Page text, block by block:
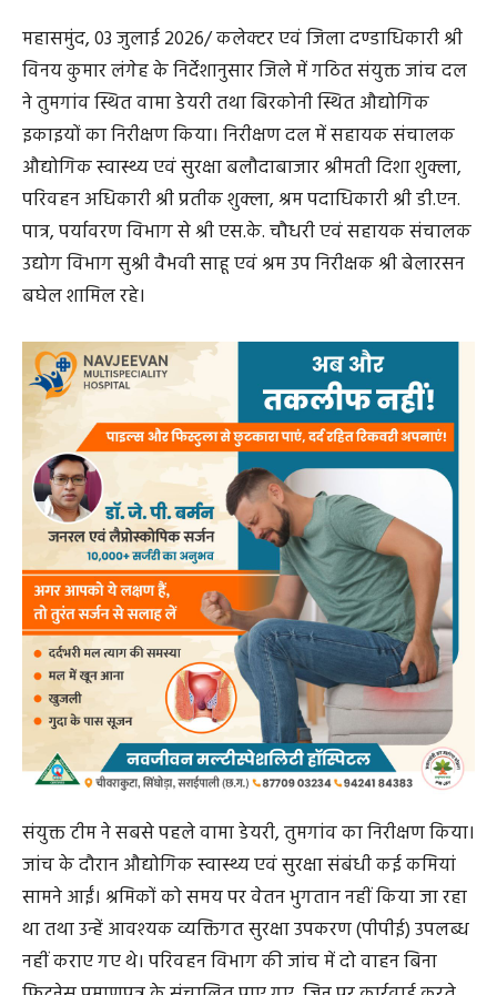
महासमुंद, 03 जुलाई 2026/ कलेक्टर एवं जिला दण्डाधिकारी श्री
विनय कुमार लंगेह के निर्देशानुसार जिले में गठित संयुक्त जांच दल
ने तुमगांव स्थित वामा डेयरी तथा बिरकोनी स्थित औद्योगिक
इकाइयों का निरीक्षण किया। निरीक्षण दल में सहायक संचालक
औद्योगिक स्वास्थ्य एवं सुरक्षा बलौदाबाजार श्रीमती दिशा शुक्ला,
परिवहन अधिकारी श्री प्रतीक शुक्ला, श्रम पदाधिकारी श्री डी.एन.
पात्र, पर्यावरण विभाग से श्री एस.के. चौधरी एवं सहायक संचालक
उद्योग विभाग सुश्री वैभवी साहू एवं श्रम उप निरीक्षक श्री बेलारसन
बघेल शामिल रहे।
संयुक्त टीम ने सबसे पहले वामा डेयरी, तुमगांव का निरीक्षण किया।
जांच के दौरान औद्योगिक स्वास्थ्य एवं सुरक्षा संबंधी कई कमियां
सामने आईं। श्रमिकों को समय पर वेतन भुगतान नहीं किया जा रहा
था तथा उन्हें आवश्यक व्यक्तिगत सुरक्षा उपकरण (पीपीई) उपलब्ध
नहीं कराए गए थे। परिवहन विभाग की जांच में दो वाहन बिना